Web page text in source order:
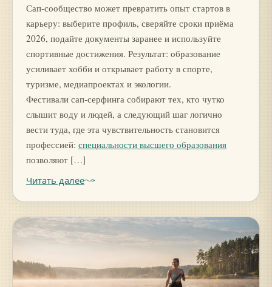
Сап‑сообщество может превратить опыт стартов в
карьеру: выберите профиль, сверяйте сроки приёма
2026, подайте документы заранее и используйте
спортивные достижения. Результат: образование
усиливает хобби и открывает работу в спорте,
туризме, медиапроектах и экологии.
Фестивали сап‑серфинга собирают тех, кто чутко
слышит воду и людей, а следующий шаг логично
вести туда, где эта чувствительность становится
профессией: специальности высшего образования
позволяют […]
Читать далее